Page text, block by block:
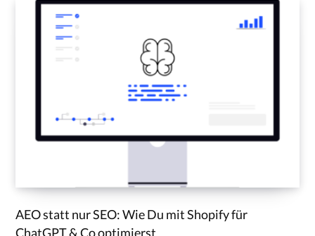
AEO statt nur SEO: Wie Du mit Shopify für
ChatGPT & Co optimierst